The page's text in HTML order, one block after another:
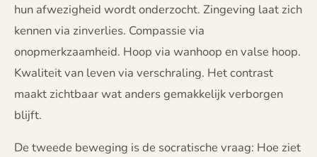
hun afwezigheid wordt onderzocht. Zingeving laat zich
kennen via zinverlies. Compassie via
onopmerkzaamheid. Hoop via wanhoop en valse hoop.
Kwaliteit van leven via verschraling. Het contrast
maakt zichtbaar wat anders gemakkelijk verborgen
blijft.
De tweede beweging is de socratische vraag: Hoe ziet